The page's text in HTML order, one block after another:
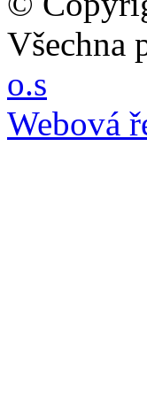
Všechna
o.s
Webová